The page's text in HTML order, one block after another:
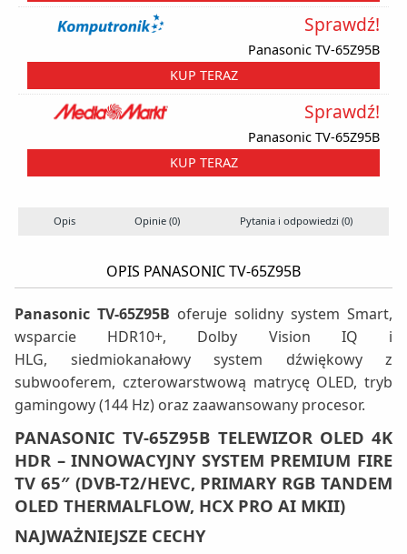
Panasonic TV-65Z95B
Sprawdź!
KUP TERAZ
Panasonic TV-65Z95B
Sprawdź!
KUP TERAZ
Opis Opinie (0) Pytania i odpowiedzi (0)
OPIS PANASONIC TV-65Z95B
Panasonic TV-65Z95B oferuje solidny system Smart,
wsparcie HDR10+, Dolby Vision IQ i
HLG, siedmiokanałowy system dźwiękowy z
subwooferem, czterowarstwową matrycę OLED, tryb
gamingowy (144 Hz) oraz zaawansowany procesor.
PANASONIC TV-65Z95B TELEWIZOR OLED 4K
HDR – INNOWACYJNY SYSTEM PREMIUM FIRE
TV 65″ (DVB-T2/HEVC, PRIMARY RGB TANDEM
OLED THERMALFLOW, HCX PRO AI MKII)
NAJWAŻNIEJSZE CECHY